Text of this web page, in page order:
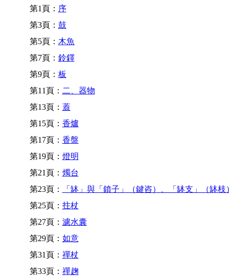
第1頁： 序
第3頁： 鼓
第5頁： 木魚
第7頁： 鈴鐸
第9頁： 板
第11頁： 二、器物
第13頁： 蓋
第15頁： 香爐
第17頁： 香盤
第19頁： 燈明
第21頁： 燭台
第23頁：
「缽」與「鐼子」（鍵咨）、「缽支」（缽枝
第25頁： 拄杖
第27頁： 濾水囊
第29頁： 如意
第31頁： 禪杖
第33頁： 禪趜